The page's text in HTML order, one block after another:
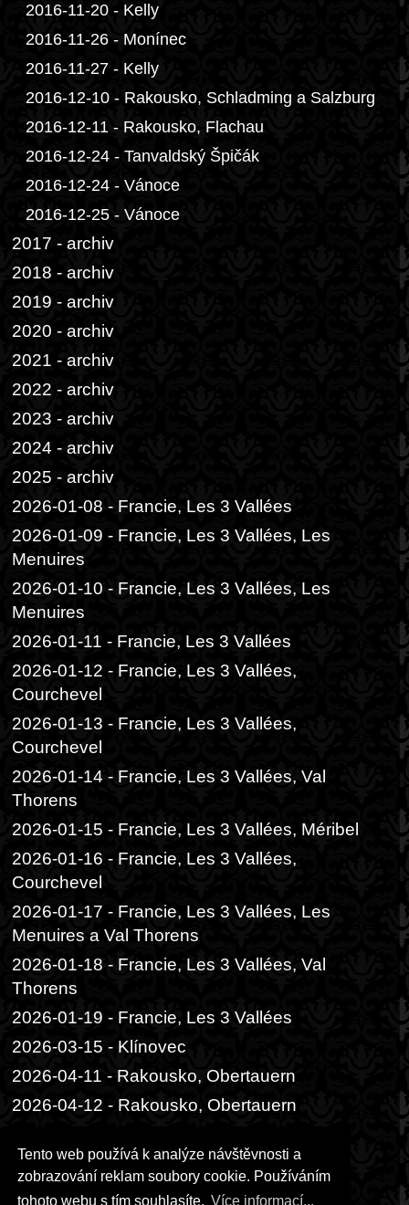
Tento web používá k analýze návštěvnosti a
zobrazování reklam soubory cookie. Používáním
tohoto webu s tím souhlasíte. Více informací...
2016-11-20 - Kelly
2016-11-26 - Monínec
2016-11-27 - Kelly
2016-12-10 - Rakousko, Schladming a Salzburg
2016-12-11 - Rakousko, Flachau
2016-12-24 - Tanvaldský Špičák
2016-12-24 - Vánoce
2016-12-25 - Vánoce
2017 - archiv
2018 - archiv
2019 - archiv
2020 - archiv
2021 - archiv
2022 - archiv
2023 - archiv
2024 - archiv
2025 - archiv
2026-01-08 - Francie, Les 3 Vallées
2026-01-09 - Francie, Les 3 Vallées, Les
Menuires
2026-01-10 - Francie, Les 3 Vallées, Les
Menuires
2026-01-11 - Francie, Les 3 Vallées
2026-01-12 - Francie, Les 3 Vallées,
Courchevel
2026-01-13 - Francie, Les 3 Vallées,
Courchevel
2026-01-14 - Francie, Les 3 Vallées, Val
Thorens
2026-01-15 - Francie, Les 3 Vallées, Méribel
2026-01-16 - Francie, Les 3 Vallées,
Courchevel
2026-01-17 - Francie, Les 3 Vallées, Les
Menuires a Val Thorens
2026-01-18 - Francie, Les 3 Vallées, Val
Thorens
2026-01-19 - Francie, Les 3 Vallées
2026-03-15 - Klínovec
2026-04-11 - Rakousko, Obertauern
2026-04-12 - Rakousko, Obertauern
Brzobohatého
2026-06-06 - Praha, Festival ambasád